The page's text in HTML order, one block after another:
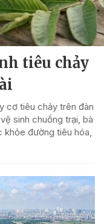
tiêu chảy
cơ tiêu chảy trên đàn
sinh chuồng trại, bà
đường tiêu hóa,